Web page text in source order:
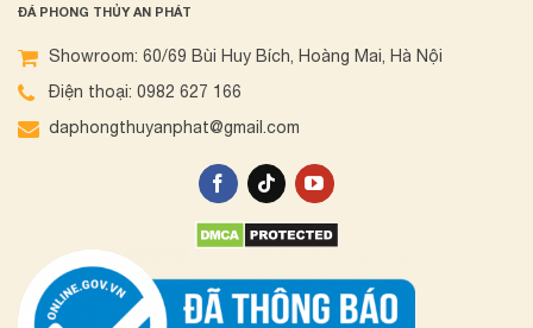
ĐÁ PHONG THỦY AN PHÁT
Showroom: 60/69 Bùi Huy Bích, Hoàng Mai, Hà Nội
Điện thoại: 0982 627 166
daphongthuyanphat@gmail.com